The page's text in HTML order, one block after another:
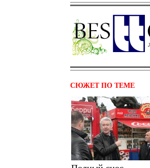
СЮЖЕТ ПО ТЕМЕ